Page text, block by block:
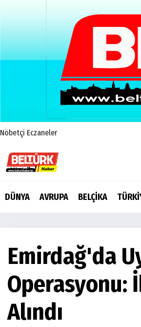
Nöbetçi Eczaneler
DÜNYA AVRUPA BELÇİKA
Emirdağ'da
Operasyonu:
Alındı